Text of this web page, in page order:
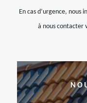
En cas d’urgence, nous
à nous contacter